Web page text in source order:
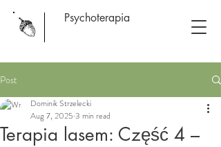
Psychoterapia
Post
Terapia lasem: Część 4 –
Dominik Strzelecki
Aug 7, 2025 3 min read